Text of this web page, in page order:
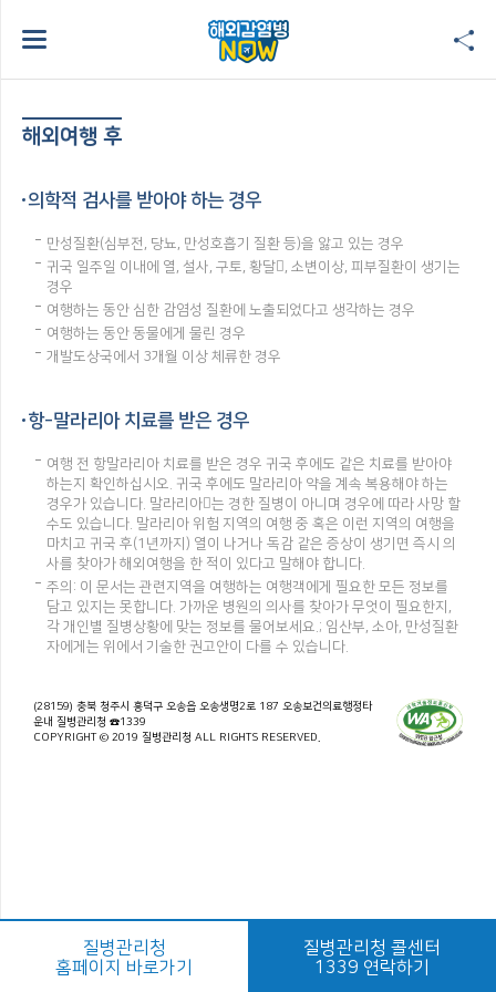
해외여행 후
의학적 검사를 받아야 하는 경우
만성질환(심부전, 당뇨, 만성호흡기 질환 등)을 앓고 있는 경우
귀국 일주일 이내에 열, 설사, 구토, 황달, 소변이상, 피부질환이 생기는
경우
여행하는 동안 심한 감염성 질환에 노출되었다고 생각하는 경우
여행하는 동안 동물에게 물린 경우
개발도상국에서 3개월 이상 체류한 경우
항-말라리아 치료를 받은 경우
여행 전 항말라리아 치료를 받은 경우 귀국 후에도 같은 치료를 받아야
하는지 확인하십시오. 귀국 후에도 말라리아 약을 계속 복용해야 하는
경우가 있습니다. 말라리아는 경한 질병이 아니며 경우에 따라 사망 할
수도 있습니다. 말라리아 위험 지역의 여행 중 혹은 이런 지역의 여행을
마치고 귀국 후(1년까지) 열이 나거나 독감 같은 증상이 생기면 즉시 의
사를 찾아가 해외여행을 한 적이 있다고 말해야 합니다.
주의: 이 문서는 관련지역을 여행하는 여행객에게 필요한 모든 정보를
담고 있지는 못합니다. 가까운 병원의 의사를 찾아가 무엇이 필요한지,
각 개인별 질병상황에 맞는 정보를 물어보세요.; 임산부, 소아, 만성질환
자에게는 위에서 기술한 권고안이 다를 수 있습니다.
(28159) 충북 청주시 흥덕구 오송읍 오송생명2로 187 오송보건의료행정타
운내 질병관리청 ☎1339
COPYRIGHT © 2019 질병관리청 ALL RIGHTS RESERVED.
질병관리청
홈페이지 바로가기
질병관리청 콜센터
1339 연락하기